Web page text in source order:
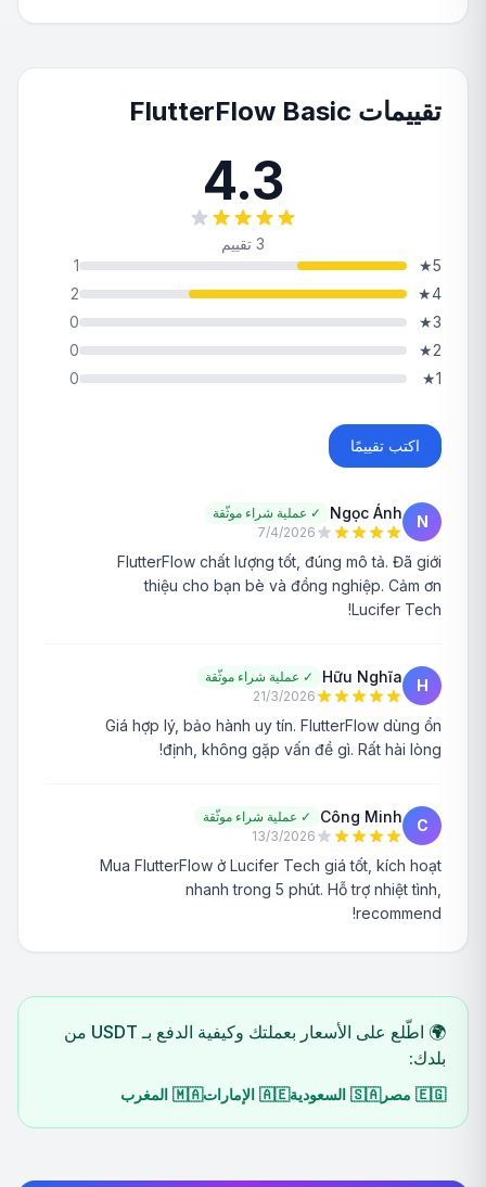
تقييمات FlutterFlow Basic
4.3
3 تقييم
5
★
1
4
★
2
3
★
0
2
★
0
1
★
0
اكتب تقييمًا
N
Ngọc Ánh
✓ عملية شراء موثّقة
7/4/2026
FlutterFlow chất lượng tốt, đúng mô tả. Đã giới
thiệu cho bạn bè và đồng nghiệp. Cảm ơn
Lucifer Tech!
H
Hữu Nghĩa
✓ عملية شراء موثّقة
21/3/2026
Giá hợp lý, bảo hành uy tín. FlutterFlow dùng ổn
định, không gặp vấn đề gì. Rất hài lòng!
C
Công Minh
✓ عملية شراء موثّقة
13/3/2026
Mua FlutterFlow ở Lucifer Tech giá tốt, kích hoạt
nhanh trong 5 phút. Hỗ trợ nhiệt tình,
recommend!
🌍 اطّلع على الأسعار بعملتك وكيفية الدفع بـ USDT من
بلدك:
🇪🇬 مصر🇸🇦 السعودية🇦🇪 الإمارات🇲🇦 المغرب